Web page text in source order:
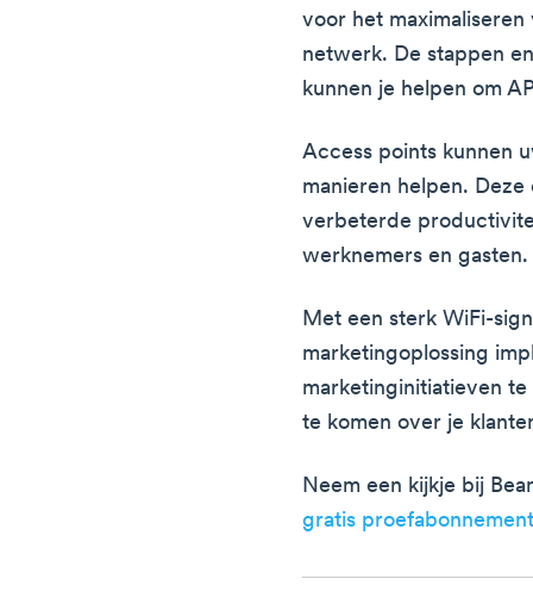
voor het
netwerk. De stappen
kunnen je helpen om
Access points kunnen
manieren helpen.
verbeterde
werknemers en gasten.
Met een sterk WiFi-
marketingoplossing
marketinginitiatieven
te komen over je
Neem een kijkje bij
gratis